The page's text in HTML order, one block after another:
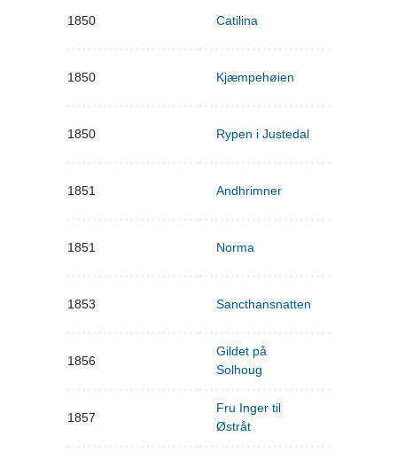
1850 Catilina
1850 Kjæmpehøien
1850 Rypen i Justedal
1851 Andhrimner
1851 Norma
1853 Sancthansnatten
1856
Gildet på
Solhoug
1857
Fru Inger til
Østråt